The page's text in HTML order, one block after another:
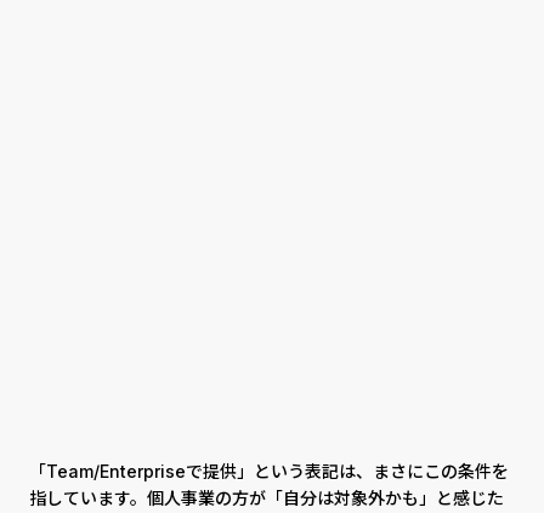
「Team/Enterpriseで提供」という表記は、まさにこの条件を
指しています。個人事業の方が「自分は対象外かも」と感じた